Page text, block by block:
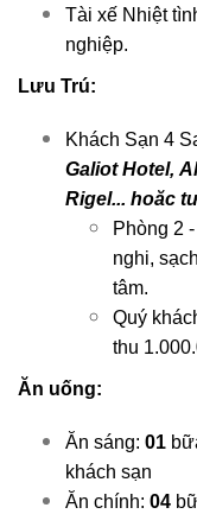
Tài xế Nhiệt
nghiệp.
Lưu Trú:
Khách Sạn 4
Galiot Hotel,
Rigel... hoăc
Phòng 2
nghi,
tâm.
Quý
thu
Ăn uống:
Ăn sáng: 01
khách sạn
Ăn chính: 04